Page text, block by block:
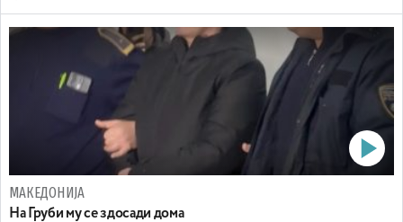
МАКЕДОНИЈА
На Груби му се здосади дома